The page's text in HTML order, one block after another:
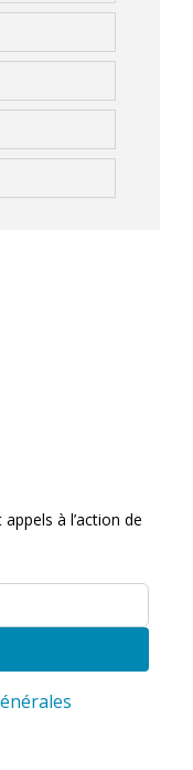
à l’action de